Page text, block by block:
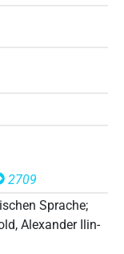
2709
Sprache;
, Alexander Ilin-